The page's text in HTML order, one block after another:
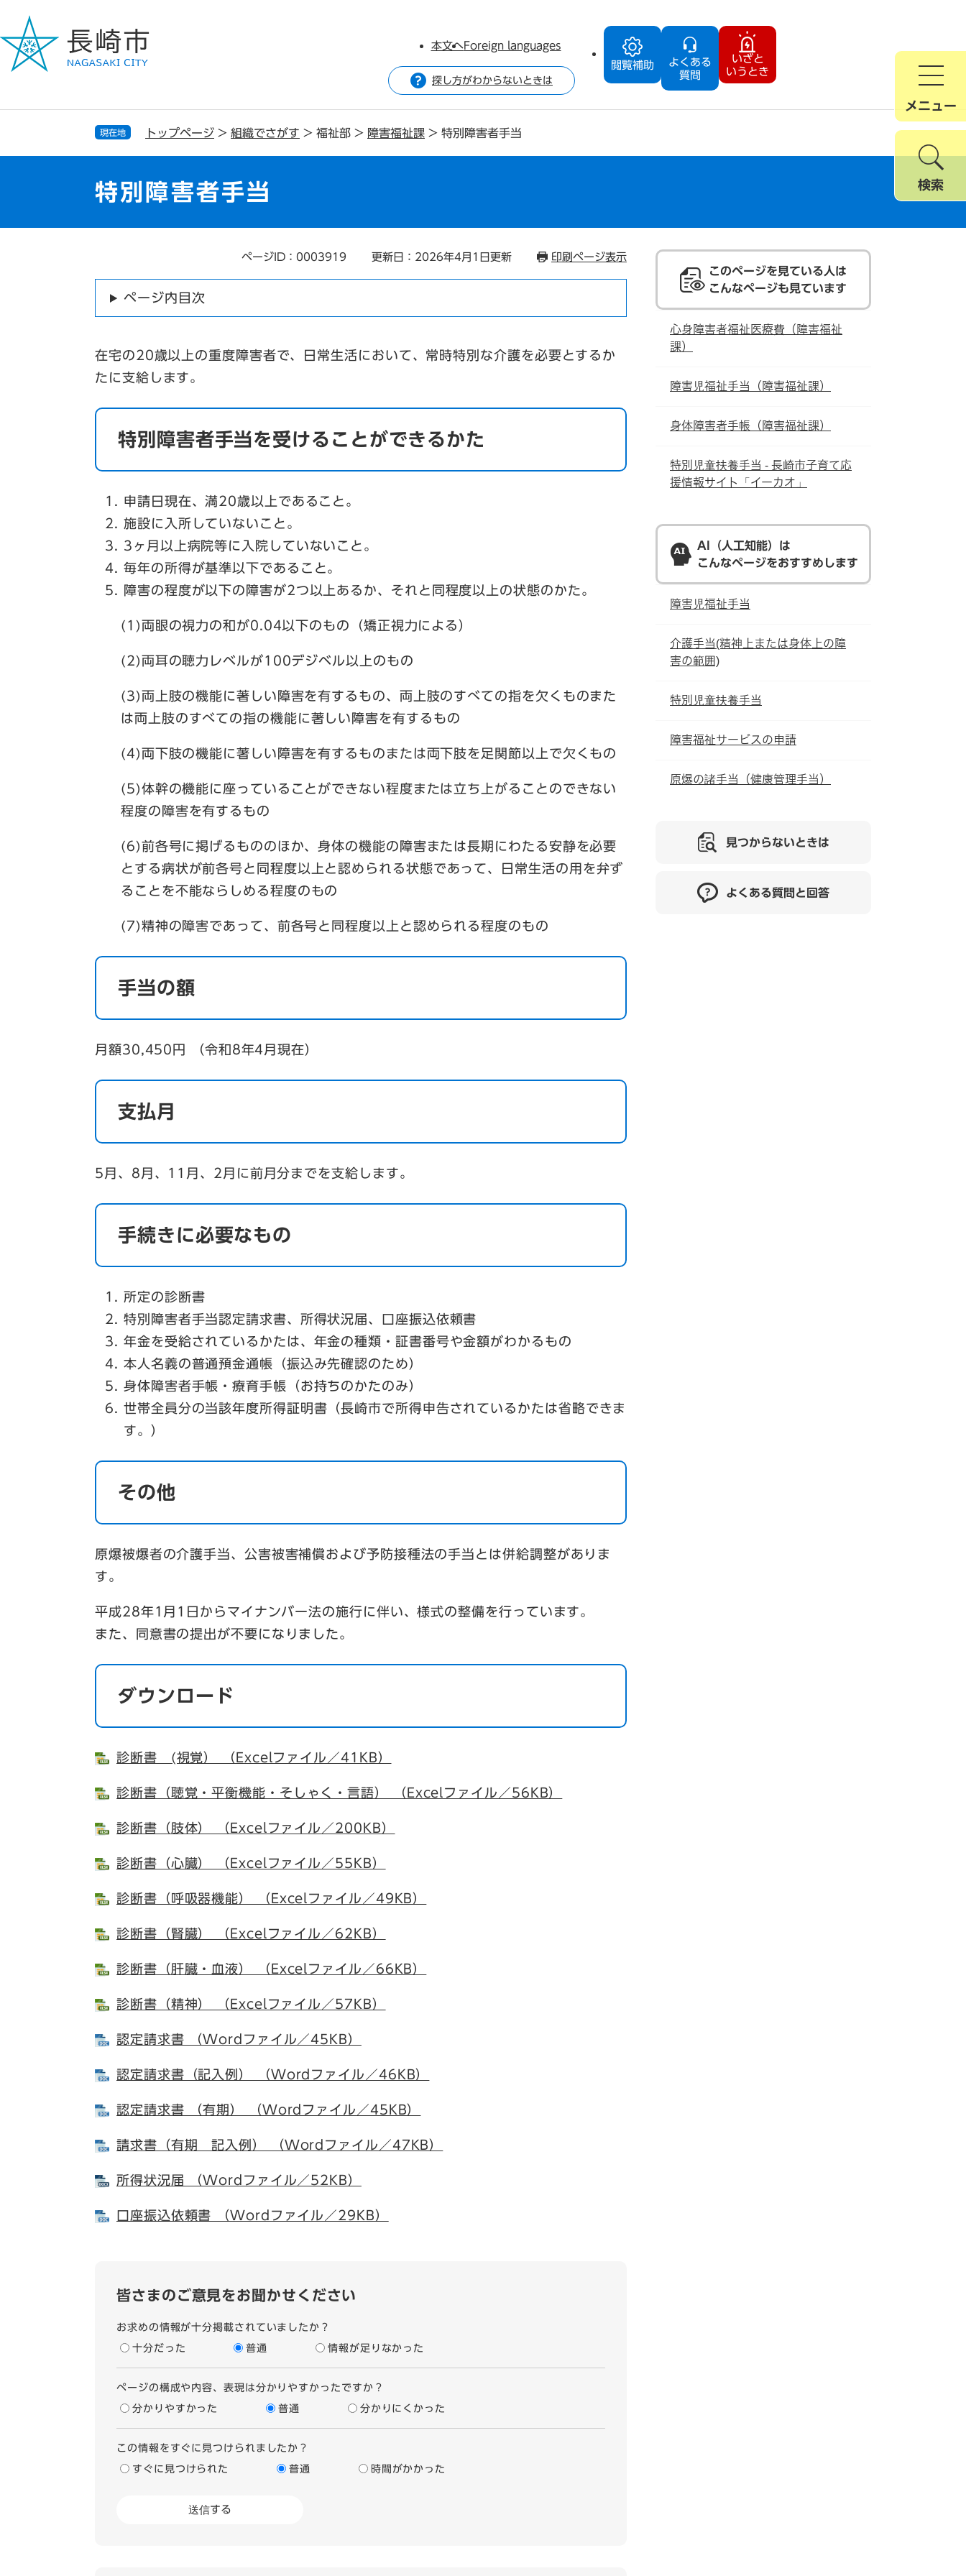
ジ
で
ュ
ば
閲覧補助
よくある
質問
いざと
いうとき
本文へForeign languages
探し方がわからないときは
メニュー
検索
現在地 トップページ > 組織でさがす > 福祉部 > 障害福祉課 > 特別障害者手当
特別障害者手当
ページID：0003919 更新日：2026年4月1日更新 印刷ページ表示
ページ内目次
在宅の20歳以上の重度障害者で、日常生活において、常時特別な介護を必要とするか
たに支給します。
特別障害者手当を受けることができるかた
申請日現在、満20歳以上であること。
施設に入所していないこと。
3ヶ月以上病院等に入院していないこと。
毎年の所得が基準以下であること。
障害の程度が以下の障害が2つ以上あるか、それと同程度以上の状態のかた。
(1)両眼の視力の和が0.04以下のもの（矯正視力による）
(2)両耳の聴力レベルが100デジベル以上のもの
(3)両上肢の機能に著しい障害を有するもの、両上肢のすべての指を欠くものまた
は両上肢のすべての指の機能に著しい障害を有するもの
(4)両下肢の機能に著しい障害を有するものまたは両下肢を足関節以上で欠くもの
(5)体幹の機能に座っていることができない程度または立ち上がることのできない
程度の障害を有するもの
(6)前各号に掲げるもののほか、身体の機能の障害または長期にわたる安静を必要
とする病状が前各号と同程度以上と認められる状態であって、日常生活の用を弁ず
ることを不能ならしめる程度のもの
(7)精神の障害であって、前各号と同程度以上と認められる程度のもの
手当の額
月額30,450円 （令和8年4月現在）
支払月
5月、8月、11月、2月に前月分までを支給します。
手続きに必要なもの
所定の診断書
特別障害者手当認定請求書、所得状況届、口座振込依頼書
年金を受給されているかたは、年金の種類・証書番号や金額がわかるもの
本人名義の普通預金通帳（振込み先確認のため）
身体障害者手帳・療育手帳（お持ちのかたのみ）
世帯全員分の当該年度所得証明書（長崎市で所得申告されているかたは省略できま
す。）
その他
原爆被爆者の介護手当、公害被害補償および予防接種法の手当とは併給調整がありま
す。
平成28年1月1日からマイナンバー法の施行に伴い、様式の整備を行っています。
また、同意書の提出が不要になりました。
ダウンロード
診断書 (視覚） （Excelファイル／41KB）
診断書（聴覚・平衡機能・そしゃく・言語） （Excelファイル／56KB）
診断書（肢体） （Excelファイル／200KB）
診断書（心臓） （Excelファイル／55KB）
診断書（呼吸器機能） （Excelファイル／49KB）
診断書（腎臓） （Excelファイル／62KB）
診断書（肝臓・血液） （Excelファイル／66KB）
診断書（精神） （Excelファイル／57KB）
認定請求書 （Wordファイル／45KB）
認定請求書（記入例） （Wordファイル／46KB）
認定請求書 （有期） （Wordファイル／45KB）
請求書（有期 記入例） （Wordファイル／47KB）
所得状況届 （Wordファイル／52KB）
口座振込依頼書 （Wordファイル／29KB）
皆さまのご意見をお聞かせください
お求めの情報が十分掲載されていましたか？
十分だった 普通 情報が足りなかった
ページの構成や内容、表現は分かりやすかったですか？
分かりやすかった 普通 分かりにくかった
この情報をすぐに見つけられましたか？
すぐに見つけられた 普通 時間がかかった
このページを見ている人は
こんなページも見ています
心身障害者福祉医療費（障害福祉
課）
障害児福祉手当（障害福祉課）
身体障害者手帳（障害福祉課）
特別児童扶養手当 - 長崎市子育て応
援情報サイト「イーカオ」
AI（人工知能）は
こんなページをおすすめします
障害児福祉手当
介護手当(精神上または身体上の障
害の範囲)
特別児童扶養手当
障害福祉サービスの申請
原爆の諸手当（健康管理手当）
見つからないときは
よくある質問と回答